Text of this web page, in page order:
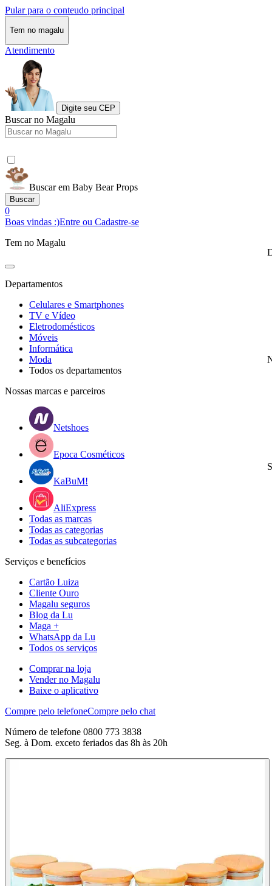
Pular para o conteudo principal
Tem no magalu
Atendimento
Digite seu CEP
Buscar no Magalu
Buscar em Baby Bear Props
Buscar
0
Boas vindas :)Entre ou Cadastre-se
Tem no Magalu
Departamentos
Celulares e Smartphones
TV e Vídeo
Eletrodomésticos
Móveis
Informática
Moda
Todos os departamentos
Nossas marcas e parceiros
Netshoes
Epoca Cosméticos
KaBuM!
AliExpress
Todas as marcas
Todas as categorias
Todas as subcategorias
Serviços e benefícios
Cartão Luiza
Cliente Ouro
Magalu seguros
Blog da Lu
Maga +
WhatsApp da Lu
Todos os serviços
Comprar na loja
Vender no Magalu
Baixe o aplicativo
Compre pelo telefoneCompre pelo chat
Número de telefone 0800 773 3838
Seg. à Dom. exceto feriados das 8h às 20h